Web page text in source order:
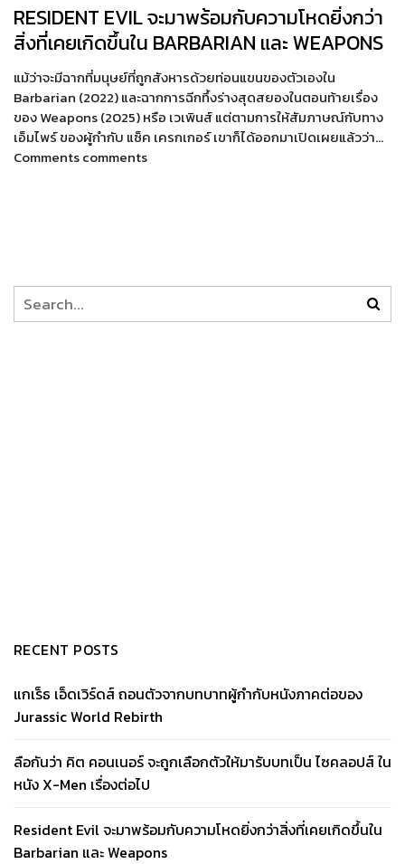
RESIDENT EVIL จะมาพร้อมกับความโหดยิ่งกว่า
สิ่งที่เคยเกิดขึ้นใน BARBARIAN และ WEAPONS
แม้ว่าจะมีฉากที่มนุษย์ที่ถูกสังหารด้วยท่อนแขนของตัวเองใน
Barbarian (2022) และฉากการฉีกทึ้งร่างสุดสยองในตอนท้ายเรื่อง
ของ Weapons (2025) หรือ เวเพินส์ แต่ตามการให้สัมภาษณ์กับทาง
เอ็มไพร์ ของผู้กำกับ แซ็ค เครกเกอร์ เขาก็ได้ออกมาเปิดเผยแล้วว่า…
Comments comments
RECENT POSTS
แกเร็ธ เอ็ดเวิร์ดส์ ถอนตัวจากบทบาทผู้กำกับหนังภาคต่อของ
Jurassic World Rebirth
ลือกันว่า คิต คอนเนอร์ จะถูกเลือกตัวให้มารับบทเป็น ไซคลอปส์ ใน
หนัง X-Men เรื่องต่อไป
Resident Evil จะมาพร้อมกับความโหดยิ่งกว่าสิ่งที่เคยเกิดขึ้นใน
Barbarian และ Weapons